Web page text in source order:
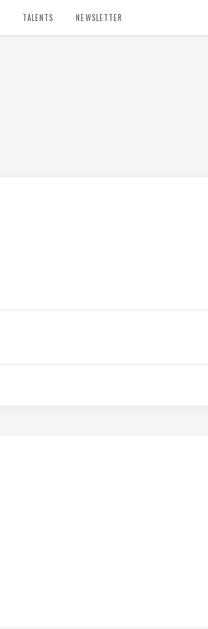
TALENTS NEWSLETTER